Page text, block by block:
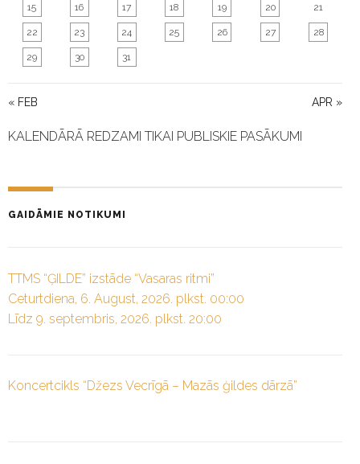
« FEB APR »
15 16 17 18 19 20 21
22 23 24 25 26 27 28
29 30 31
KALENDĀRĀ REDZAMI TIKAI PUBLISKIE PASĀKUMI
GAIDĀMIE NOTIKUMI
TTMS “ĢILDE” izstāde “Vasaras ritmi”
Ceturtdiena, 6. August, 2026. plkst. 00:00
Līdz 9. septembris, 2026. plkst. 20:00
Koncertcikls “Džezs Vecrīgā – Mazās ģildes dārzā”